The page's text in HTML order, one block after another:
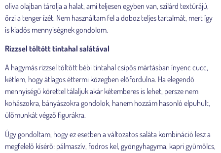
oliva olajban tárolja a halat, ami teljesen egyben van, szilárd textúrájú,
őrzi a tenger ízét. Nem használtam fel a doboz teljes tartalmát, mert így
is kiadós mennyiségnek gondolom.
Rizzsel töltött tintahal salátával
A hagymás rizzsel töltött bébi tintahal csípős mártásban ínyenc cucc,
kétlem, hogy átlagos éttermi közegben előfordulna. Ha elegendő
mennyiségű körettel tálaljuk akár kétemberes is lehet, persze nem
kohászokra, bányászokra gondolok, hanem hozzám hasonló elpuhult,
ülőmunkát végző figurákra.
Úgy gondoltam, hogy ez esetben a változatos saláta kombináció lesz a
megfelelő kísérő: pálmaszív, fodros kel, gyöngyhagyma, kapri gyümölcs,